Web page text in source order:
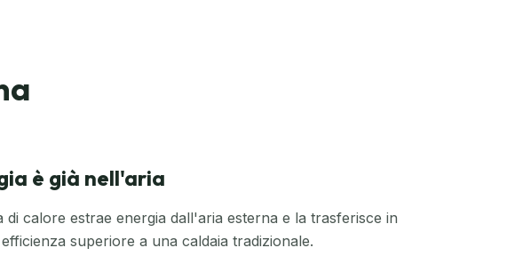
è già nell'aria
di calore estrae energia dall'aria esterna e la trasferisce in
superiore a una caldaia tradizionale.